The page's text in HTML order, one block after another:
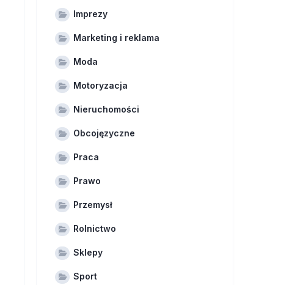
Imprezy
Marketing i reklama
Moda
Motoryzacja
Nieruchomości
Obcojęzyczne
Praca
Prawo
Przemysł
Rolnictwo
Sklepy
Sport